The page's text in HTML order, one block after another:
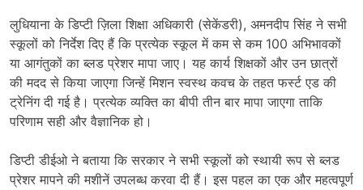
लुधियाना के डिप्टी ज़िला शिक्षा अधिकारी (सेकेंडरी), अमनदीप सिंह ने सभी
स्कूलों को निर्देश दिए हैं कि प्रत्येक स्कूल में कम से कम 100 अभिभावकों
या आगंतुकों का ब्लड प्रेशर मापा जाए। यह कार्य शिक्षकों और उन छात्रों
की मदद से किया जाएगा जिन्हें मिशन स्वस्थ कवच के तहत फर्स्ट एड की
ट्रेनिंग दी गई है। प्रत्येक व्यक्ति का बीपी तीन बार मापा जाएगा ताकि
परिणाम सही और वैज्ञानिक हो।
डिप्टी डीईओ ने बताया कि सरकार ने सभी स्कूलों को स्थायी रूप से ब्लड
प्रेशर मापने की मशीनें उपलब्ध करवा दी हैं। इस पहल का एक और महत्वपूर्ण